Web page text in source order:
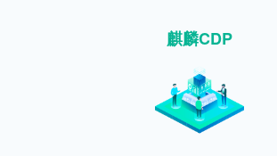
麒麟CDP